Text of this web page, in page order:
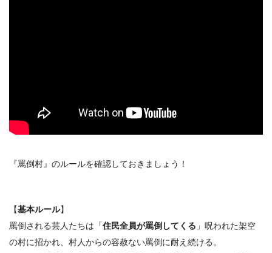
『罵倒村』のルールを確認しておきましょう！
【基本ルール】
罵倒される芸人たちは「住民全員が罵倒してくる 」呪われた架空
の村に招かれ、村人からの容赦ない罵倒に耐え続ける。